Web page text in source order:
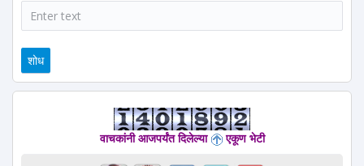
शोध
वाचकांनी आजपर्यंत दिलेल्या एकूण भेटी